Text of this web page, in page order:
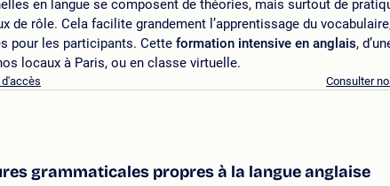
en langue se composent de théories, mais surtout de
de rôle. Cela facilite grandement l’apprentissage du
pour les participants. Cette formation intensive en anglais,
locaux à Paris, ou en classe virtuelle.
Consulter
grammaticales propres à la langue anglaise